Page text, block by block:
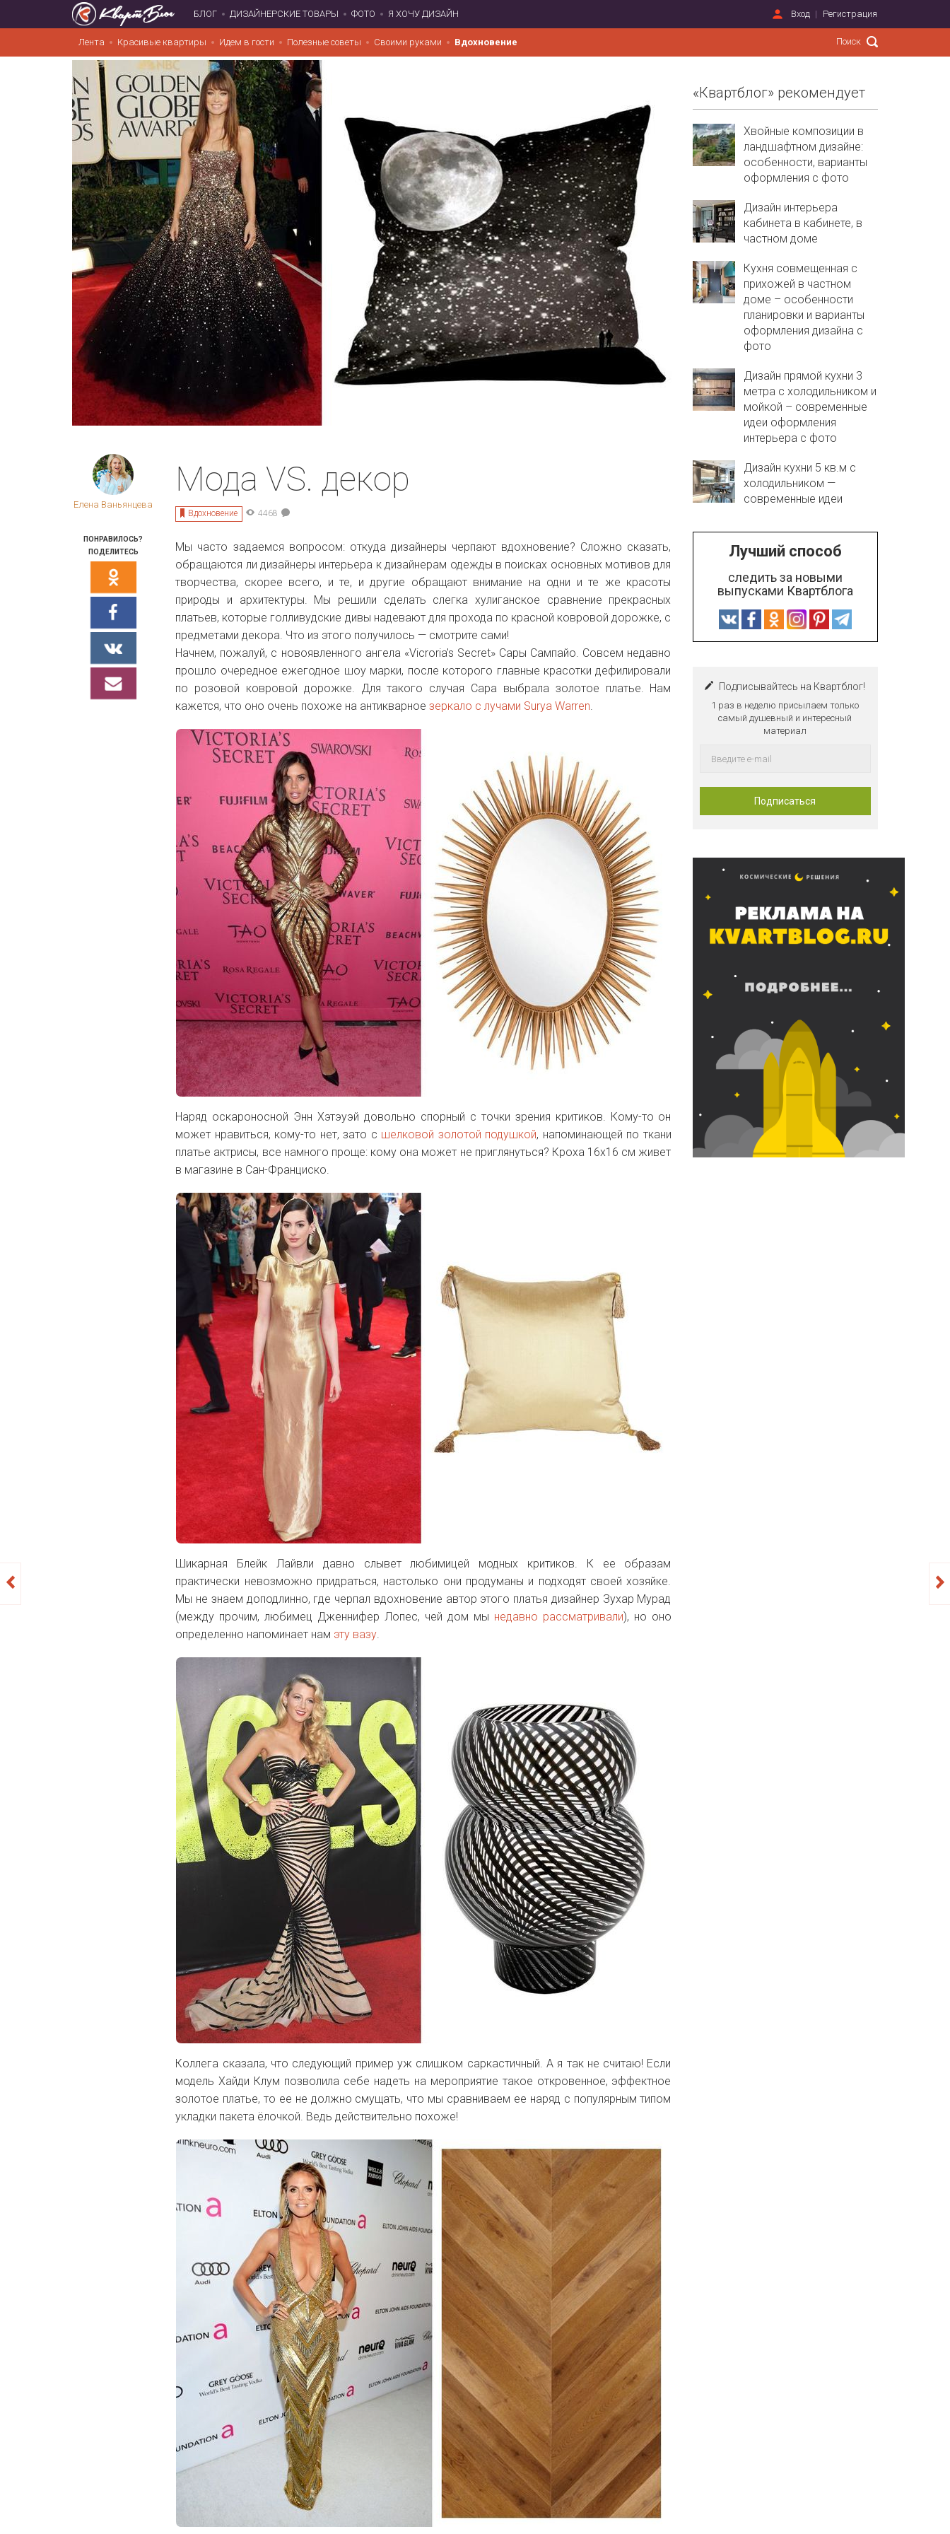
БЛОГ ДИЗАЙНЕРСКИЕ ТОВАРЫ ФОТО Я ХОЧУ ДИЗАЙН Вход Регистрация
Лента Красивые квартиры Идем в гости Полезные советы Своими руками Вдохновение
Елена Ваньянцева
ПОНРАВИЛОСЬ?
ПОДЕЛИТЕСЬ
Мода VS. декор
Вдохновение 4468
Мы часто задаемся вопросом: откуда дизайнеры черпают вдохновение? Сложно сказать,
обращаются ли дизайнеры интерьера к дизайнерам одежды в поисках основных мотивов для
творчества, скорее всего, и те, и другие обращают внимание на одни и те же красоты
природы и архитектуры. Мы решили сделать слегка хулиганское сравнение прекрасных
платьев, которые голливудские дивы надевают для прохода по красной ковровой дорожке, с
предметами декора. Что из этого получилось — смотрите сами!
Начнем, пожалуй, с новоявленного ангела «Vicroria's Secret» Сары Сампайо. Совсем недавно
прошло очередное ежегодное шоу марки, после которого главные красотки дефилировали
по розовой ковровой дорожке. Для такого случая Сара выбрала золотое платье. Нам
кажется, что оно очень похоже на антикварноезеркало с лучами Surya Warren
Наряд оскароносной Энн Хэтэуэй довольно спорный с точки зрения критиков. Кому-то он
может нравиться, кому-то нет, зато с шелковой золотой подушкой, напоминающей по ткани
платье актрисы, все намного проще: кому она может не приглянуться? Кроха 16х16 см живет
в магазине в Сан-Франциско.
Шикарная Блейк Лайвли давно слывет любимицей модных критиков. К ее образам
практически невозможно придраться, настолько они продуманы и подходят своей хозяйке.
Мы не знаем доподлинно, где черпал вдохновение автор этого платья дизайнер Зухар Мурад
(между прочим, любимец Дженнифер Лопес, чей дом мы недавно рассматривали), но оно
определенно напоминает нам эту вазу
Коллега сказала, что следующий пример уж слишком саркастичный. А я так не считаю! Если
модель Хайди Клум позволила себе надеть на мероприятие такое откровенное, эффектное
золотое платье, то ее не должно смущать, что мы сравниваем ее наряд с популярным типом
укладки пакета ёлочкой. Ведь действительно похоже!
«Квартблог» рекомендует
Хвойные композиции в
ландшафтном дизайне:
особенности, варианты
оформления с фото
Дизайн интерьера
кабинета в кабинете, в
частном доме
Кухня совмещенная с
прихожей в частном
доме – особенности
планировки и варианты
оформления дизайна с
фото
Дизайн прямой кухни 3
метра с холодильником и
мойкой – современные
идеи оформления
интерьера с фото
Дизайн кухни 5 кв.м с
холодильником —
современные идеи
Лучший способ
следить за новыми
выпусками Квартблога
Подписывайтесь на Квартблог!
1 раз в неделю присылаем только
самый душевный и интересный
материал